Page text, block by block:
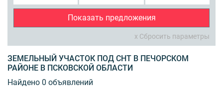
Показать предложения
x Сбросить параметры
ЗЕМЕЛЬНЫЙ УЧАСТОК ПОД СНТ В ПЕЧОРСКОМ
РАЙОНЕ В ПСКОВСКОЙ ОБЛАСТИ
Найдено 0 объявлений